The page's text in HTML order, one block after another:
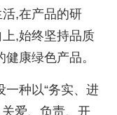
,在产品的研
,始终坚持品质
康绿色产品。
种以“务实、进
爱、负责、开